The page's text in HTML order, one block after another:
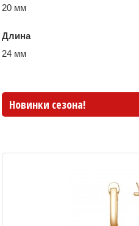
20 мм
Длина
24 мм
Новинки сезона!